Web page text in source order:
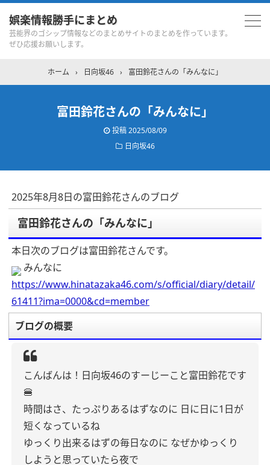
娯楽情報勝手にまとめ
芸能界のゴシップ情報などのまとめサイトのまとめを作っています。
ぜひ応援お願いします。
ホーム › 日向坂46 › 富田鈴花さんの「みんなに」
富田鈴花さんの「みんなに」
投稿2025/08/09
日向坂46
2025年8月8日の富田鈴花さんのブログ
富田鈴花さんの「みんなに」
本日次のブログは富田鈴花さんです。
みんなに
https://www.hinatazaka46.com/s/official/diary/detail/
61411?ima=0000&cd=member
ブログの概要
こんばんは！日向坂46のすーじーこと富田鈴花です
🍔
時間はさ、たっぷりあるはずなのに 日に日に1日が
短くなっているね
ゆっくり出来るはずの毎日なのに なぜかゆっくり
しようと思っていたら夜で